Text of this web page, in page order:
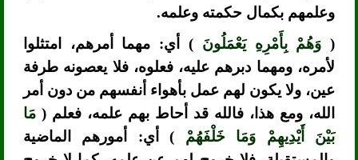
وعلمهم بكمال حكمته وعلمه.
(وَهُمْ بِأَمْرِهِ يَعْمَلُونَ ) أي: مهما أمرهم، امتثلوا
لأمره، ومهما دبرهم عليه، فعلوه، فلا يعصونه طرفة
عين، ولا يكون لهم عمل بأهواء أنفسهم من دون أمر
الله، ومع هذا، فالله قد أحاط بهم علمه، فعلم ( مَا
بَيْنَ أَيْدِيهِمْ وَمَا خَلْفَهُمْ ) أي: أمورهم الماضية